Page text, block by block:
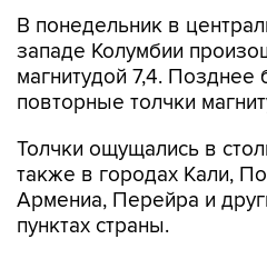
В понедельник в
западе Колумбии
магнитудой 7,4.
повторные толчки
Толчки ощущались в
также в городах Кали,
Армениа, Перейра и
пунктах страны.